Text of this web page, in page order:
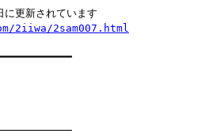
に更新されています
2iiwa/2sam007.html